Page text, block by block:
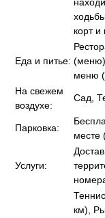
корт и
Еда и питье:
меню
На свежем
воздухе:
Сад,
Парковка:
месте
Услуги:
км),